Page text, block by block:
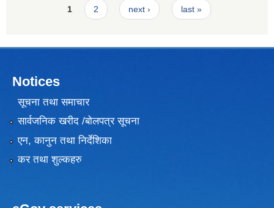
Pages1 2 next › last »
Notices
सूचना तथा समाचार
सार्वजनिक खरीद /बोलपत्र सूचना
एन, कानुन तथा निर्देशिका
कर तथा शुल्कहरु